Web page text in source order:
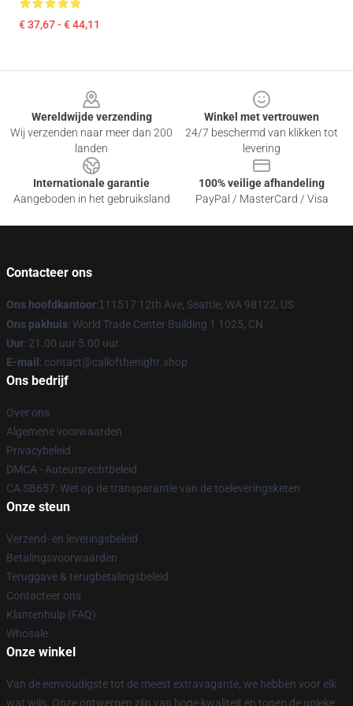
€ 37,67 - € 44,11
Wereldwijde verzending
Wij verzenden naar meer dan 200
landen
Winkel met vertrouwen
24/7 beschermd van klikken tot
levering
Internationale garantie
Aangeboden in het gebruiksland
100% veilige afhandeling
PayPal / MasterCard / Visa
Contacteer ons
Ons hoofdkantoor:1 11517 12th Ave, Seattle, WA 98122, US
Ons pakhuis: World Trade Center Building 1 1025, CN
Uur: 21.00 uur 5.00 uur
E-mail : contact@callofthenight.shop
Ons bedrijf
Over ons
Algemene voorwaarden
Privacybeleid
DMCA - Auteursrechtbeleid
CA SB657: Wet op de transparantie van de toeleveringsketen
Onze steun
Verzend- en leveringsbeleid
Betalingsvoorwaarden
Teruggave & terugbetalingsbeleid
Contacteer ons
Klantenhulp (FAQ)
Whosale
Onze winkel
Van de eenvoudigste tot de meest extravagante, we hebben voor elk
wat wils. Onze ontwerpen zijn van hoge kwaliteit en tonen de unieke